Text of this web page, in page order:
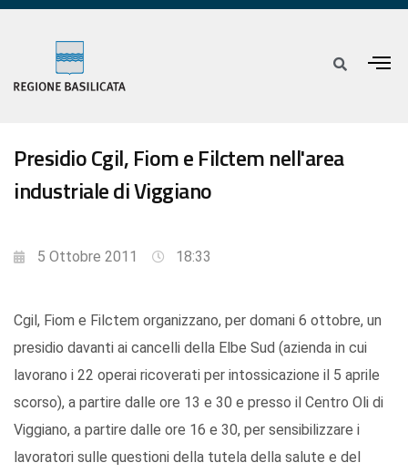
Presidio Cgil, Fiom e Filctem nell'area
industriale di Viggiano
5 Ottobre 2011 18:33
Cgil, Fiom e Filctem organizzano, per domani 6 ottobre, un
presidio davanti ai cancelli della Elbe Sud (azienda in cui
lavorano i 22 operai ricoverati per intossicazione il 5 aprile
scorso), a partire dalle ore 13 e 30 e presso il Centro Oli di
Viggiano, a partire dalle ore 16 e 30, per sensibilizzare i
lavoratori sulle questioni della tutela della salute e del